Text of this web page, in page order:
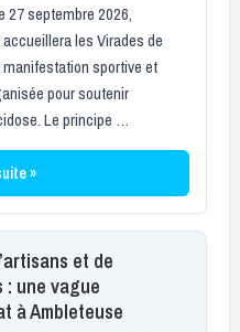
27 septembre 2026,
les Virades de
manifestation sportive et
pour soutenir
Le principe …
»
et de
une vague
à Ambleteuse